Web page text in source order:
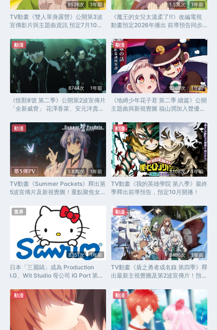
9526次 1年前
TV動畫《雙人單身露營》公開第3波
宣傳影片與主題曲資訊 預定7月10日
1.5萬次 1年前
《魔王的女兒太溫柔了!!》改編電視
動畫預定2026年播出 前導預告同步
8744次 1年前
動漫
《怪獸8號 第二季》公開第2波宣傳片
「全新威脅」 花澤香菜、安元洋貴宣
9288次 1年前
動漫
《地縛少年花子君 第二季 續篇》公開
主題曲與新視覺圖 福山潤加入聲優陣
1.8萬次 1年前
動漫
TV動畫《Summer Pockets》釋出第
5波宣傳片及新視覺圖！重點聚焦女主
8108次 1年前
動漫
TV動畫《我的英雄學院 第八季》最終
季釋出前導預告，預定10月開播！
8351次 1年前
業界
日本「三麗鷗」成為 Production
I.G、Wit Studio 母公司 IG Port 第四
8496次 1年前
動漫
TV動畫《盾之勇者成名錄 第四季》釋
出最新主視覺圖及第2波宣傳片！預定
動漫 動漫